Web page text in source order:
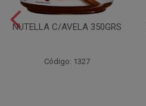
NUTELLA C/AVELA 350GRS
Código: 1327